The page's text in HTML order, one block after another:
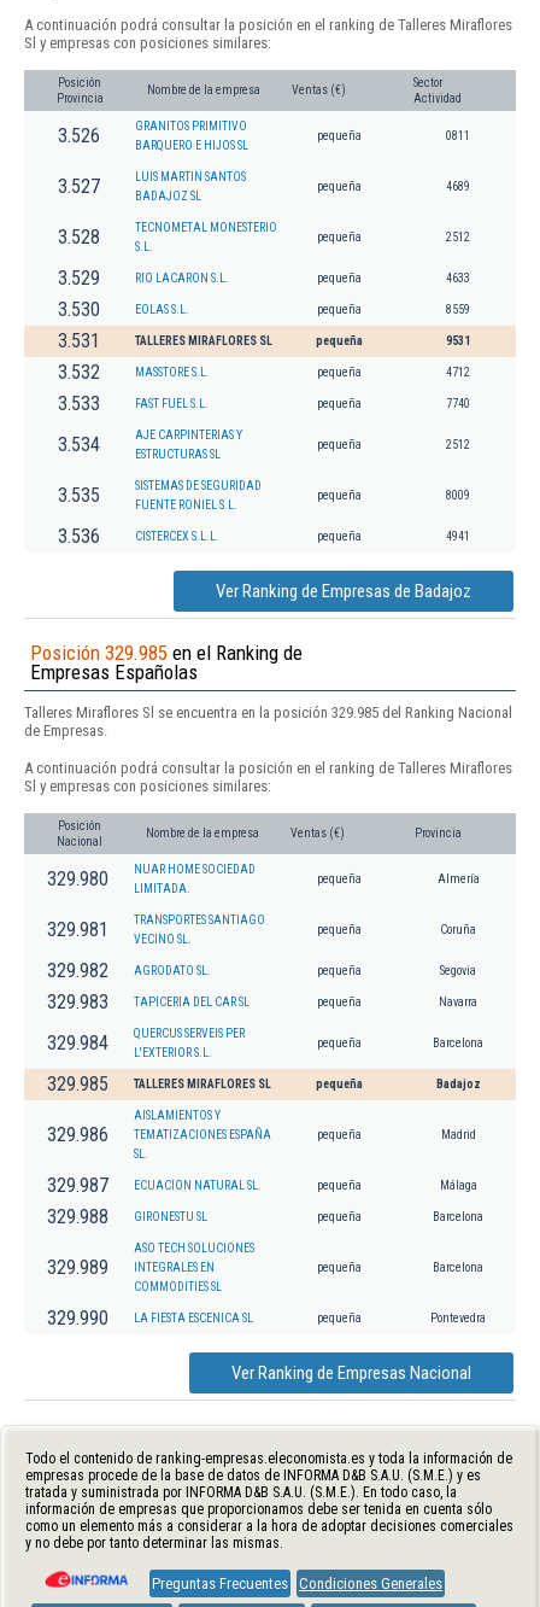
A continuación podrá consultar la posición en el ranking de Talleres Miraflores
Sl y empresas con posiciones similares:
Posición
Provincia
Nombre de la empresa Ventas (€)
Sector
Actividad
3.526
GRANITOS PRIMITIVO
BARQUERO E HIJOS SL
pequeña 0811
3.527
LUIS MARTIN SANTOS
BADAJOZ SL
pequeña 4689
3.528
TECNOMETAL MONESTERIO
S.L.
pequeña 2512
3.529 RIO LACARON S.L. pequeña 4633
3.530 EOLAS S.L. pequeña 8559
3.531 TALLERES MIRAFLORES SL pequeña 9531
3.532 MASSTORE S.L. pequeña 4712
3.533 FAST FUEL S.L. pequeña 7740
3.534
AJE CARPINTERIAS Y
ESTRUCTURAS SL
pequeña 2512
3.535
SISTEMAS DE SEGURIDAD
FUENTE RONIEL S.L.
pequeña 8009
3.536 CISTERCEX S.L.L. pequeña 4941
Ver Ranking de Empresas de Badajoz
Posición 329.985 en el Ranking de
Empresas Españolas
Talleres Miraflores Sl se encuentra en la posición 329.985 del Ranking Nacional
de Empresas.
A continuación podrá consultar la posición en el ranking de Talleres Miraflores
Sl y empresas con posiciones similares:
Posición
Nacional
Nombre de la empresa Ventas (€) Provincia
329.980
NUAR HOME SOCIEDAD
LIMITADA.
pequeña Almería
329.981
TRANSPORTES SANTIAGO
VECINO SL.
pequeña Coruña
329.982 AGRODATO SL. pequeña Segovia
329.983 TAPICERIA DEL CAR SL pequeña Navarra
329.984
QUERCUS SERVEIS PER
L'EXTERIOR S.L.
pequeña Barcelona
329.985 TALLERES MIRAFLORES SL pequeña Badajoz
329.986
AISLAMIENTOS Y
TEMATIZACIONES ESPAÑA
SL.
pequeña Madrid
329.987 ECUACION NATURAL SL. pequeña Málaga
329.988 GIRONESTU SL pequeña Barcelona
329.989
ASO TECH SOLUCIONES
INTEGRALES EN
COMMODITIES SL
pequeña Barcelona
329.990 LA FIESTA ESCENICA SL pequeña Pontevedra
Ver Ranking de Empresas Nacional
Todo el contenido de ranking-empresas.eleconomista.es y toda la información de
empresas procede de la base de datos de INFORMA D&B S.A.U. (S.M.E.) y es
tratada y suministrada por INFORMA D&B S.A.U. (S.M.E.). En todo caso, la
información de empresas que proporcionamos debe ser tenida en cuenta sólo
como un elemento más a considerar a la hora de adoptar decisiones comerciales
y no debe por tanto determinar las mismas.
Preguntas Frecuentes Condiciones Generales